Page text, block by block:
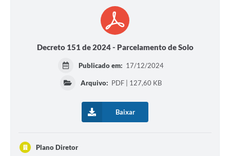
Decreto 151 de 2024 - Parcelamento de Solo
Publicado em: 17/12/2024
Arquivo: PDF | 127,60 KB
Baixar
Plano Diretor